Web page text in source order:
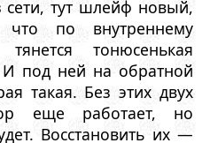
сети, тут шлейф новый,
по внутреннему
тонюсенькая
И под ней на обратной
такая. Без этих двух
еще работает, но
Восстановить их —